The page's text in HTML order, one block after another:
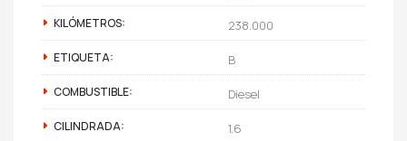
KILÓMETROS: 238.000
ETIQUETA: B
COMBUSTIBLE: Diesel
CILINDRADA: 1.6